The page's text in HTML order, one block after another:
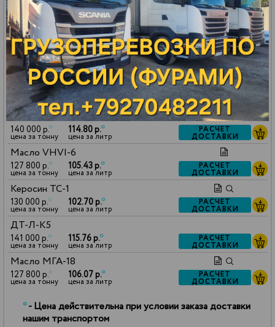
СУГ ПБТ
59 500 р.
цена за тонну
32.13 р.*
цена за литр
РАСЧЕТ
ДОСТАВКИ
Бензин АИ-92 авто
151 000 р.*
цена за тонну
112.94 р.*
цена за литр
РАСЧЕТ
ДОСТАВКИ
Бензин АИ-95 авто
161 000 р.*
цена за тонну
121.23 р. *
цена за литр
РАСЧЕТ
ДОСТАВКИ
Масло МГ-8
140 000 р.*
цена за тонну
114.80 р.*
цена за литр
РАСЧЕТ
ДОСТАВКИ
Масло VHVI-6
127 800 р.*
цена за тонну
105.43 р.*
цена за литр
РАСЧЕТ
ДОСТАВКИ
Керосин ТС-1
130 000 р.*
цена за тонну
102.70 р.*
цена за литр
РАСЧЕТ
ДОСТАВКИ
ДТ-Л-К5
141 000 р.*
цена за тонну
115.76 р.*
цена за литр
РАСЧЕТ
ДОСТАВКИ
Масло МГА-18
127 800 р.*
цена за тонну
106.07 р.*
цена за литр
РАСЧЕТ
ДОСТАВКИ
*- Цена действительна при условии заказа доставки
нашим транспортом